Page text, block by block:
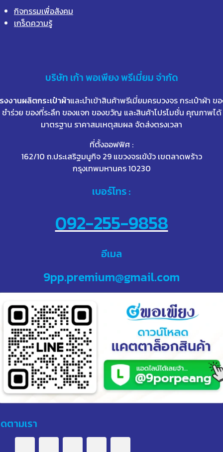
กิจกรรมเพื่อสังคม
เกร็ดความรู้
บริษัท เก้าพอเพียง พรีเมี่ยม จำกัด
งงานผลิตกระเป๋าผ้าและนำเข้าสินค้าพรีเมี่ยมครบวงจร กระเป๋าผ้า ข
ชำร่วย ของที่ระลึก ของแจก ของขวัญ และสินค้าโปรโมชั่น คุณภาพได้
มาตรฐาน ราคาสมเหตุสมผล จัดส่งตรงเวลา
ที่ตั้งออฟฟิศ :
162/10 ถ.ประเสริฐมนูกิจ 29 แขวงจรเข้บัว เขตลาดพร้าว
กรุงเทพมหานคร 10230
เบอร์โทร :
092-255-9858
อีเมล
9pp.premium@gmail.com
ตามเรา